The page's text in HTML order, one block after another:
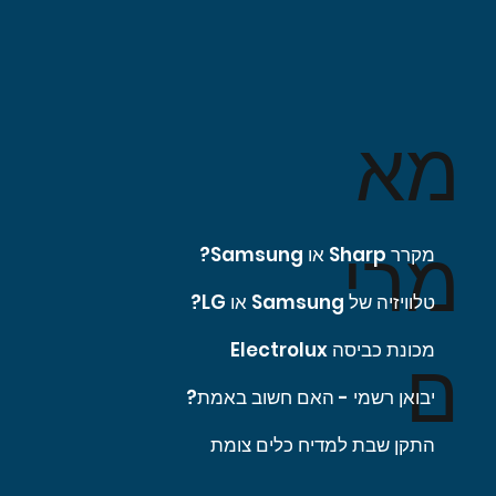
מא
מרי
ם
מקרר Sharp או Samsung?
טלוויזיה של Samsung או LG?
מכונת כביסה Electrolux
יבואן רשמי - האם חשוב באמת?
התקן שבת למדיח כלים צומת